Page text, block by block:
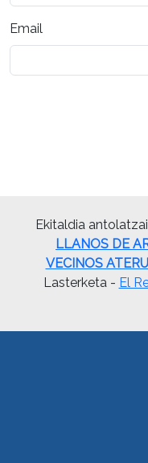
Email
Ekitaldia
LLANOS DE
VECINOS
Lasterketa - El